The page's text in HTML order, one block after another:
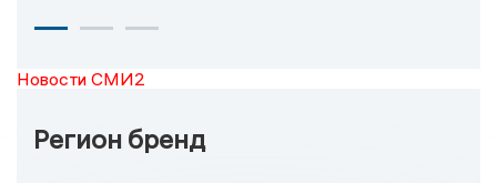
Новости СМИ2
Регион бренд